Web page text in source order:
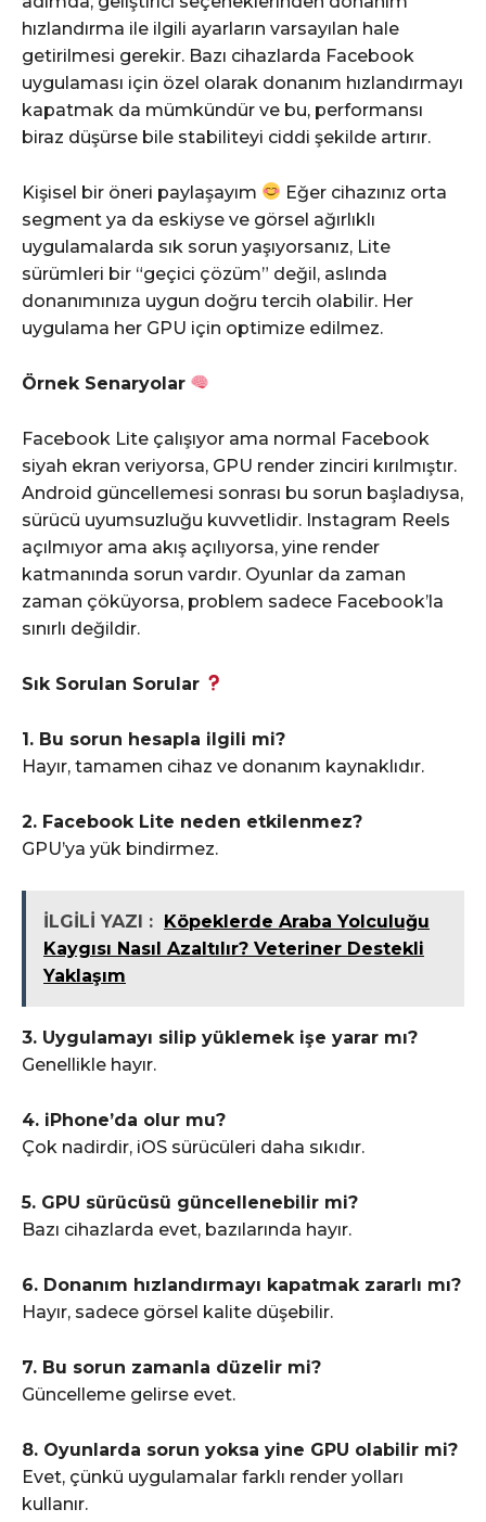
hızlandırma ile ilgili ayarların varsayılan hale
getirilmesi gerekir. Bazı cihazlarda Facebook
uygulaması için özel olarak donanım hızlandırmayı
kapatmak da mümkündür ve bu, performansı
biraz düşürse bile stabiliteyi ciddi şekilde artırır.
Kişisel bir öneri paylaşayım
Eğer cihazınız orta
segment ya da eskiyse ve görsel ağırlıklı
uygulamalarda sık sorun yaşıyorsanız, Lite
sürümleri bir “geçici çözüm” değil, aslında
donanımınıza uygun doğru tercih olabilir. Her
uygulama her GPU için optimize edilmez.
Örnek Senaryolar
Facebook Lite çalışıyor ama normal Facebook
siyah ekran veriyorsa, GPU render zinciri kırılmıştır.
Android güncellemesi sonrası bu sorun başladıysa,
sürücü uyumsuzluğu kuvvetlidir. Instagram Reels
açılmıyor ama akış açılıyorsa, yine render
katmanında sorun vardır. Oyunlar da zaman
zaman çöküyorsa, problem sadece Facebook’la
sınırlı değildir.
Sık Sorulan Sorular
1. Bu sorun hesapla ilgili mi?
Hayır, tamamen cihaz ve donanım kaynaklıdır.
2. Facebook Lite neden etkilenmez?
GPU’ya yük bindirmez.
İLGİLİ YAZI : Köpeklerde Araba Yolculuğu
Kaygısı Nasıl Azaltılır? Veteriner Destekli
Yaklaşım
3. Uygulamayı silip yüklemek işe yarar mı?
Genellikle hayır.
4. iPhone’da olur mu?
Çok nadirdir, iOS sürücüleri daha sıkıdır.
5. GPU sürücüsü güncellenebilir mi?
Bazı cihazlarda evet, bazılarında hayır.
6. Donanım hızlandırmayı kapatmak zararlı mı?
Hayır, sadece görsel kalite düşebilir.
7. Bu sorun zamanla düzelir mi?
Güncelleme gelirse evet.
8. Oyunlarda sorun yoksa yine GPU olabilir mi?
Evet, çünkü uygulamalar farklı render yolları
kullanır.